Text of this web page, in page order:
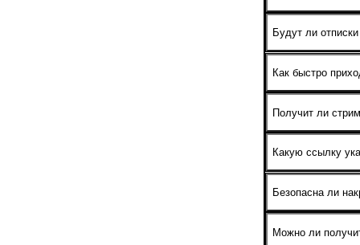
Prime
Будут ли
Prime подписки
Как быстро
Заказ
— информация
Получит ли
Да, Twitch
Какую ссылку
Укажите ссылку
на баланс.
Безопасна ли
Мы применяем
Рекомендуем
Можно ли